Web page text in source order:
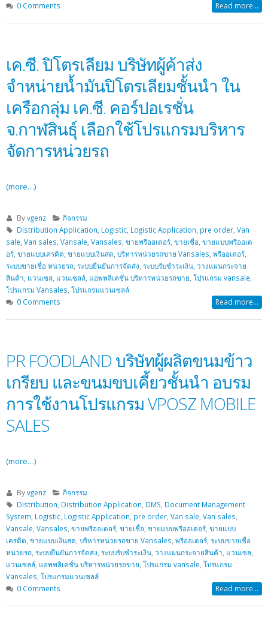
0 Comments
Read more...
เค.ซี. ปิโตรเลียม บริษัทผู้ค้าส่ง
จำหน่ายน้ำมันปิโตรเลียมชั้นนำ ใน
เครือกลุ่ม เค.ซี. คอร์ปอเรชั่น
จ.กาฬสินธุ์ เลือกใช้โปรแกรมบริหาร
จัดการหน่วยรถ
(more…)
Byvgenz
กิจกรรม
Distribution Application, Logistic, Logistic Application, pre order, Van
sale, Van sales, Vansale, Vansales, ขายพรีออเดอร์, ขายเชื่อ, ขายแบบพรีออเด
อร์, ขายแบบเครดิต, ขายแบบเงินสด, บริหารหน่วยรถขาย Vansales, พรีออเดอร์,
ระบบขายเชื่อ หน่วยรถ, ระบบยืนยันการจัดส่ง, ระบบรับชำระเงิน, วางแผนกระจาย
สินค้า, แวนเซล, แวนเซลล์, แอพพลิเคชั่น บริหารหน่วยรถขาย, โปรแกรม vansale,
โปรแกรม Vansales, โปรแกรมแวนเซลล์
0 Comments
Read more...
PR FOODLAND บริษัทผู้ผลิตขนมข้าว
เกรียบ และขนมขบเคี้ยวชั้นนำ อบรม
การใช้งานโปรแกรม VPOSZ MOBILE
SALES
(more…)
Byvgenz
กิจกรรม
Distribution, Distribution Application, DMS, Document Management
System, Logistic, Logistic Application, pre order, Van sale, Van sales,
Vansale, Vansales, ขายพรีออเดอร์, ขายเชื่อ, ขายแบบพรีออเดอร์, ขายแบบ
เครดิต, ขายแบบเงินสด, บริหารหน่วยรถขาย Vansales, พรีออเดอร์, ระบบขายเชื่อ
หน่วยรถ, ระบบยืนยันการจัดส่ง, ระบบรับชำระเงิน, วางแผนกระจายสินค้า, แวนเซล,
แวนเซลล์, แอพพลิเคชั่น บริหารหน่วยรถขาย, โปรแกรม vansale, โปรแกรม
Vansales, โปรแกรมแวนเซลล์
0 Comments
Read more...